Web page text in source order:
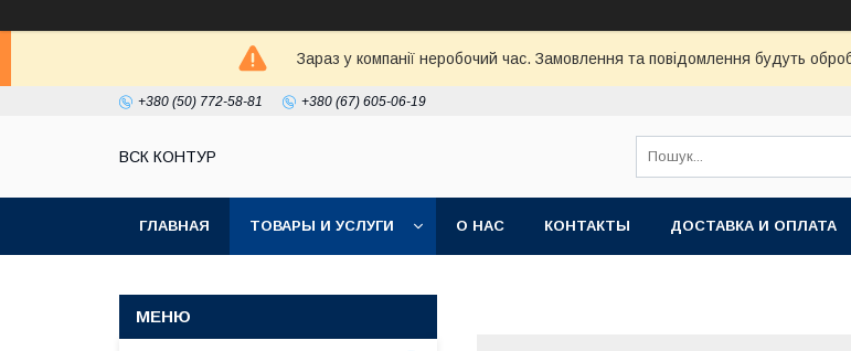
Зараз у компанії неробочий час. Замовлення та повідомлення будуть
+380 (50) 772-58-81 +380 (67) 605-06-19
ВСК КОНТУР
ГЛАВНАЯ ТОВАРЫ И УСЛУГИ О НАС КОНТАКТЫ ДОСТАВКА И ОПЛАТА